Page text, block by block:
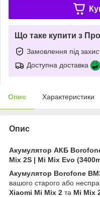
Що таке купити з
Замовлення під
Доступна доставка
Опис Характеристики
Опис
Акумулятор АКБ
Mix 2S | Mi Mix Evo
Акумулятор Borofone
вашого старого або
Xiaomi Mi Mix 2 та Mi Mix